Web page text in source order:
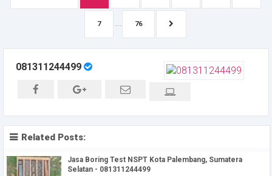
7 ... 76
081311244499
Related Posts:
Jasa Boring Test NSPT Kota Palembang, Sumatera
Selatan - 081311244499